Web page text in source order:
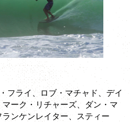
フライ、ロブ・マチャド、デイ
ーク・リチャーズ、ダン・マ
ンケンレイター、スティー